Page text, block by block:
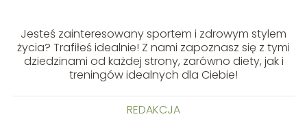
Jesteś zainteresowany sportem i zdrowym stylem
życia? Trafiłeś idealnie! Z nami zapoznasz się z tymi
dziedzinami od każdej strony, zarówno diety, jak i
treningów idealnych dla Ciebie!
REDAKCJA